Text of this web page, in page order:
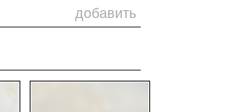
добавить